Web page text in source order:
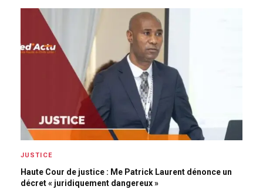
JUSTICE
Haute Cour de justice : Me Patrick Laurent dénonce un
décret « juridiquement dangereux »